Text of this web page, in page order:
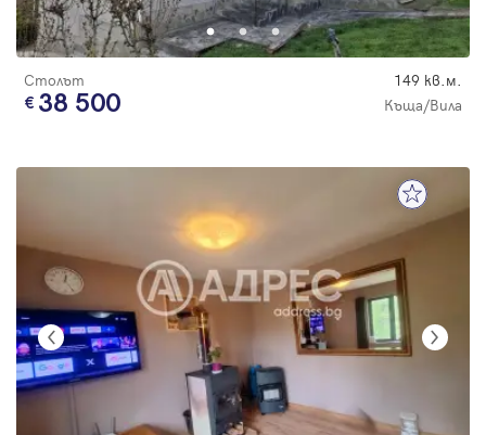
Столът 149 кв.м.
38 500 Къща/Вила